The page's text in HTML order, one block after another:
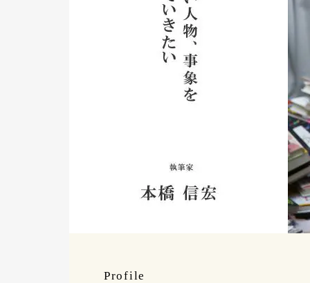
Profile